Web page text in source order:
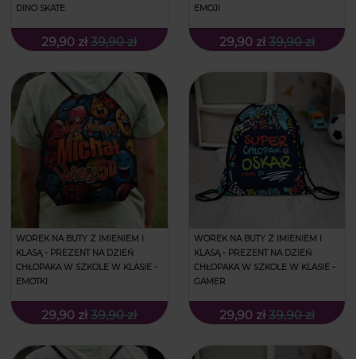
DINO SKATE
29,90 zł 39,90 zł
EMOJI
29,90 zł 39,90 zł
WOREK NA BUTY Z IMIENIEM I
KLASĄ - PREZENT NA DZIEŃ
CHŁOPAKA W SZKOLE W KLASIE -
EMOTKI
29,90 zł 39,90 zł
WOREK NA BUTY Z IMIENIEM I
KLASĄ - PREZENT NA DZIEŃ
CHŁOPAKA W SZKOLE W KLASIE -
GAMER
29,90 zł 39,90 zł